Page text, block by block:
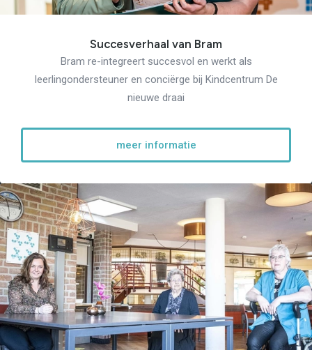
Succesverhaal van Bram
Bram re-integreert succesvol en werkt als
leerlingondersteuner en conciërge bij Kindcentrum De
nieuwe draai
meer informatie